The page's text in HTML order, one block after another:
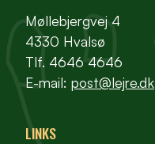
Møllebjergvej 4
4330 Hvalsø
Tlf. 4646 4646
E-mail: post@lejre.dk
LINKS